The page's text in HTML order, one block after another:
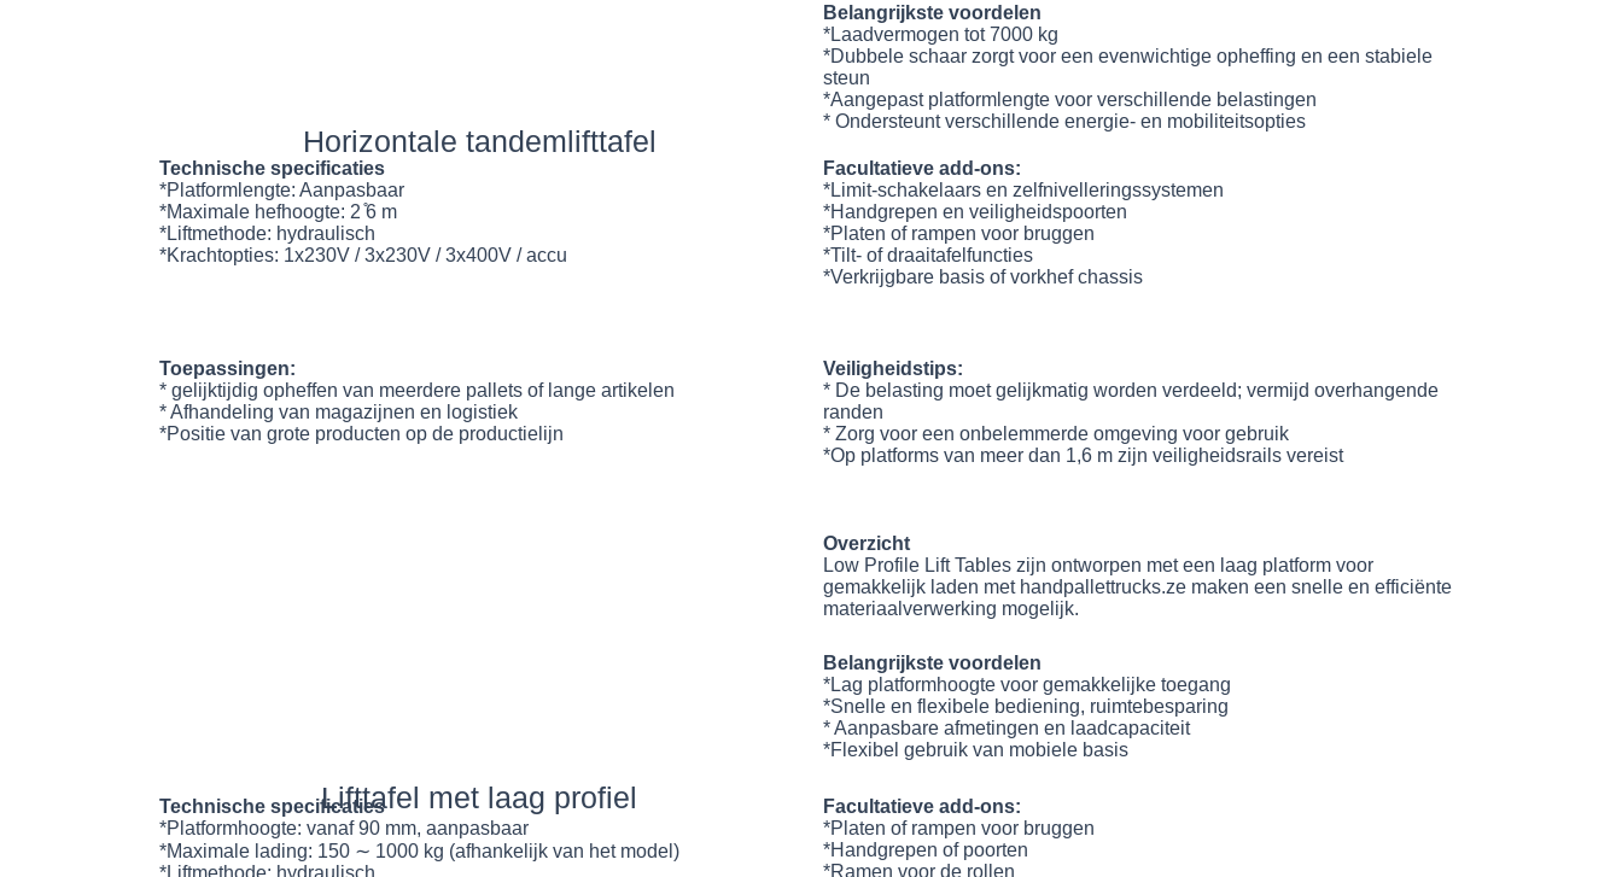
Horizontale tandemlifttafel
Belangrijkste voordelen
*Laadvermogen tot 7000 kg
*Dubbele schaar zorgt voor een evenwichtige opheffing en een stabiele
steun
*Aangepast platformlengte voor verschillende belastingen
* Ondersteunt verschillende energie- en mobiliteitsopties
Technische specificaties
*Platformlengte: Aanpasbaar
*Maximale hefhoogte: 2 ̊6 m
*Liftmethode: hydraulisch
*Krachtopties: 1x230V / 3x230V / 3x400V / accu
Facultatieve add-ons:
*Limit-schakelaars en zelfnivelleringssystemen
*Handgrepen en veiligheidspoorten
*Platen of rampen voor bruggen
*Tilt- of draaitafelfuncties
*Verkrijgbare basis of vorkhef chassis
Toepassingen:
* gelijktijdig opheffen van meerdere pallets of lange artikelen
* Afhandeling van magazijnen en logistiek
*Positie van grote producten op de productielijn
Veiligheidstips:
* De belasting moet gelijkmatig worden verdeeld; vermijd overhangende
randen
* Zorg voor een onbelemmerde omgeving voor gebruik
*Op platforms van meer dan 1,6 m zijn veiligheidsrails vereist
Lifttafel met laag profiel
Overzicht
Low Profile Lift Tables zijn ontworpen met een laag platform voor
gemakkelijk laden met handpallettrucks.ze maken een snelle en efficiënte
materiaalverwerking mogelijk.
Belangrijkste voordelen
*Lag platformhoogte voor gemakkelijke toegang
*Snelle en flexibele bediening, ruimtebesparing
* Aanpasbare afmetingen en laadcapaciteit
*Flexibel gebruik van mobiele basis
Technische specificaties
*Platformhoogte: vanaf 90 mm, aanpasbaar
*Maximale lading: 150 ∼ 1000 kg (afhankelijk van het model)
*Liftmethode: hydraulisch
Facultatieve add-ons:
*Platen of rampen voor bruggen
*Handgrepen of poorten
*Ramen voor de rollen